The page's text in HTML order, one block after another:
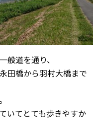
般道を通り、
田橋から羽村大橋まで
いてとても歩きやすか